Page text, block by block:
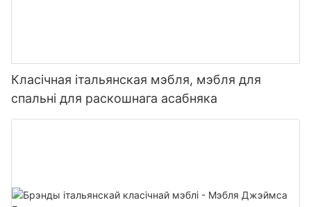
Класічная італьянская мэбля, мэбля для
спальні для раскошнага асабняка